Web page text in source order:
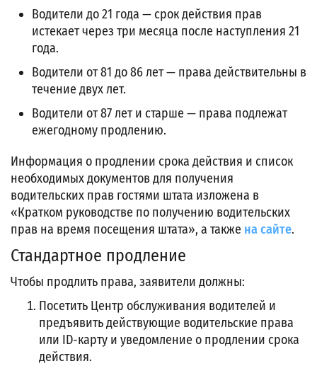
Водители до 21 года — срок действия прав
истекает через три месяца после наступления 21
года.
Водители от 81 до 86 лет — права действительны в
течение двух лет.
Водители от 87 лет и старше — права подлежат
ежегодному продлению.
Информация о продлении срока действия и список
необходимых документов для получения
водительских прав гостями штата изложена в
«Кратком руководстве по получению водительских
прав на время посещения штата», а также на сайте.
Стандартное продление
Чтобы продлить права, заявители должны:
Посетить Центр обслуживания водителей и
предъявить действующие водительские права
или ID-карту и уведомление о продлении срока
действия.